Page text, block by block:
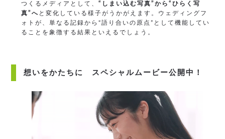
つくるメディアとして、“しまい込む写真”から“ひらく写
真”へ と変化している様子がうかがえます。ウェディングフ
ォトが、単なる記録から“語り合いの原点”として機能してい
ることを象徴する結果といえるでしょう。
想いをかたちに スペシャルムービー公開中！